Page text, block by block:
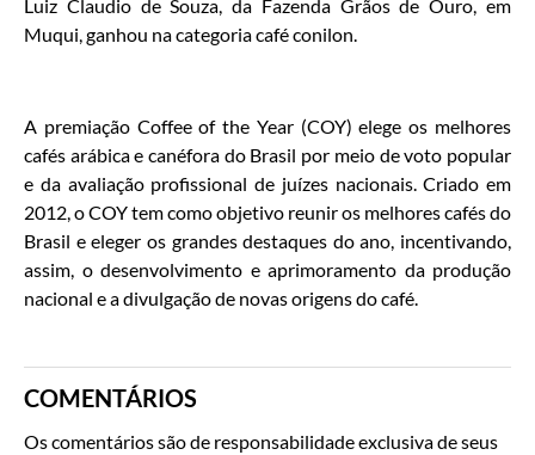
Luiz Claudio de Souza, da Fazenda Grãos de Ouro, em
Muqui, ganhou na categoria café conilon.
A premiação Coffee of the Year (COY) elege os melhores
cafés arábica e canéfora do Brasil por meio de voto popular
e da avaliação profissional de juízes nacionais. Criado em
2012, o COY tem como objetivo reunir os melhores cafés do
Brasil e eleger os grandes destaques do ano, incentivando,
assim, o desenvolvimento e aprimoramento da produção
nacional e a divulgação de novas origens do café.
COMENTÁRIOS
Os comentários são de responsabilidade exclusiva de seus